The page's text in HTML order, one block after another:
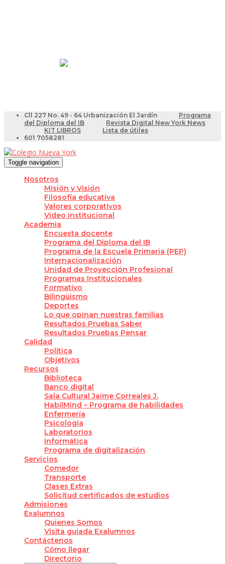
Cll 227 No. 49 - 64 Urbanización El Jardín
Programa
del Diploma del IB
Revista Digital New York News
KIT LIBROS
Lista de útiles
601 7058281
Toggle navigation
Nosotros
Misión y Visión
Filosofía educativa
Valores corporativos
Video institucional
Academia
Encuesta docente
Programa del Diploma del IB
Programa de la Escuela Primaria (PEP)
Internacionalización
Unidad de Proyección Profesional
Programas Institucionales
Formativo
Bilingüismo
Deportes
Lo que opinan nuestras familias
Resultados Pruebas Saber
Resultados Pruebas Pensar
Calidad
Política
Objetivos
Recursos
Biblioteca
Banco digital
Sala Cultural Jaime Correales J.
HabilMind – Programa de habilidades
Enfermería
Psicología
Laboratorios
Informática
Programa de digitalización
Servicios
Comedor
Transporte
Clases Extras
Solicitud certificados de estudios
Admisiones
Exalumnos
Quienes Somos
Visita guiada Exalumnos
Contáctenos
Cómo llegar
Directorio